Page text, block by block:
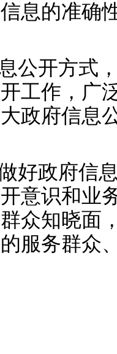
息的准确
公开方式
工作，广
政府信息
好政府信
意识和业
众知晓面
服务群众